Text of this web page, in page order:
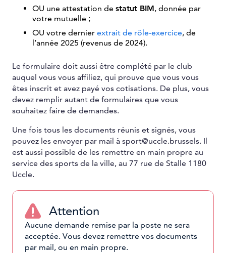
OU une attestation de statut BIM, donnée par
votre mutuelle ;
OU votre dernier extrait de rôle-exercice, de
l’année 2025 (revenus de 2024).
Le formulaire doit aussi être complété par le club
auquel vous vous affiliez, qui prouve que vous vous
êtes inscrit et avez payé vos cotisations. De plus, vous
devez remplir autant de formulaires que vous
souhaitez faire de demandes.
Une fois tous les documents réunis et signés, vous
pouvez les envoyer par mail à sport@uccle.brussels. Il
est aussi possible de les remettre en main propre au
service des sports de la ville, au 77 rue de Stalle 1180
Uccle.
Attention
Aucune demande remise par la poste ne sera
acceptée. Vous devez remettre vos documents
par mail, ou en main propre.